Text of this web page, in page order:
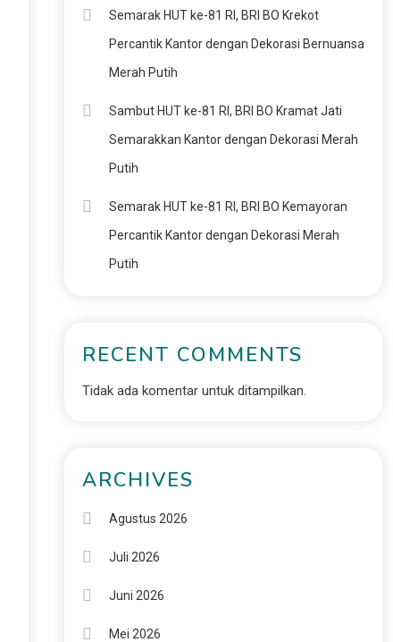
Semarak HUT ke-81 RI, BRI BO Krekot
Percantik Kantor dengan Dekorasi Bernuansa
Merah Putih
Sambut HUT ke-81 RI, BRI BO Kramat Jati
Semarakkan Kantor dengan Dekorasi Merah
Putih
Semarak HUT ke-81 RI, BRI BO Kemayoran
Percantik Kantor dengan Dekorasi Merah
Putih
RECENT COMMENTS
Tidak ada komentar untuk ditampilkan.
ARCHIVES
Agustus 2026
Juli 2026
Juni 2026
Mei 2026